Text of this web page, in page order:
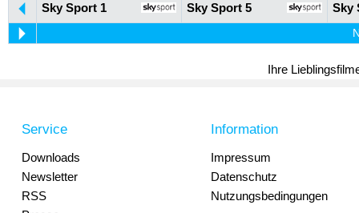
Sky Sport 1
Sky Sport 5 Sky
Ihre
Service
Downloads
Newsletter
RSS
Information
Impressum
Datenschutz
Nutzungsbedingungen